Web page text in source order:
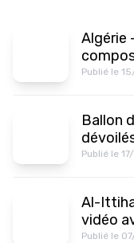
Algérie
Publié le
Ballon
Publié le
Al-
vidéo
Publié le